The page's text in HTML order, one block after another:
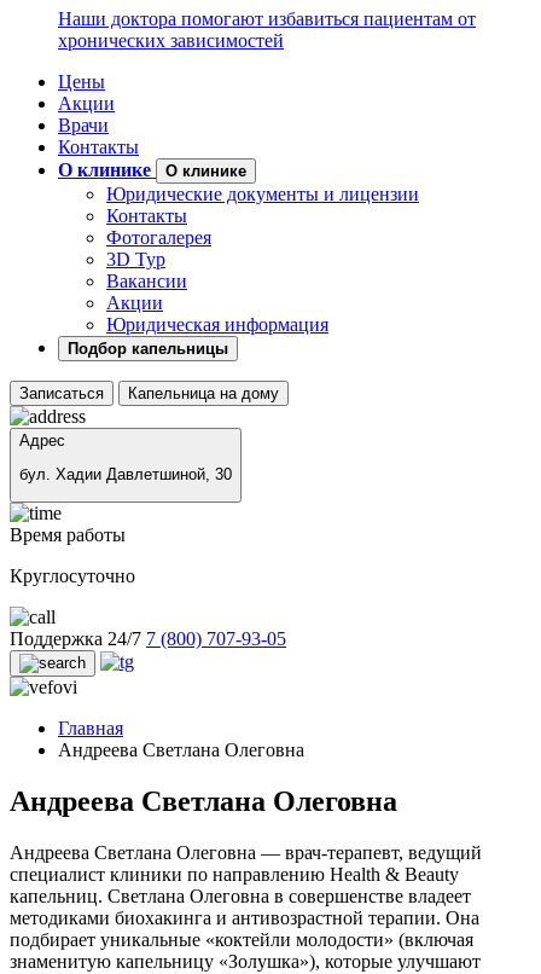
Наши доктора помогают избавиться пациентам от
хронических зависимостей
Цены
Акции
Врачи
Контакты
О клинике
О клинике
Юридические документы и лицензии
Контакты
Фотогалерея
3D Тур
Вакансии
Акции
Юридическая информация
Подбор капельницы
Записаться Капельница на дому
Адрес
бул. Хадии Давлетшиной, 30
Время работы
Круглосуточно
Поддержка 24/7 7 (800) 707-93-05
Главная
Андреева Светлана Олеговна
Андреева Светлана Олеговна
Андреева Светлана Олеговна — врач-терапевт, ведущий
специалист клиники по направлению Health & Beauty
капельниц. Светлана Олеговна в совершенстве владеет
методиками биохакинга и антивозрастной терапии. Она
подбирает уникальные «коктейли молодости» (включая
знаменитую капельницу «Золушка»), которые улучшают